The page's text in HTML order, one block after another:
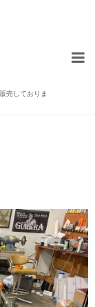
売しておりま